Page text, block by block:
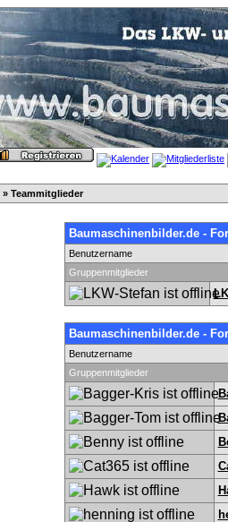
» Teammitglieder
Baumaschinenbilder.de -
Benutzername
Gruppenmitglieder
Baumaschinenbilder.de -
Benutzername
Gruppenmitglieder